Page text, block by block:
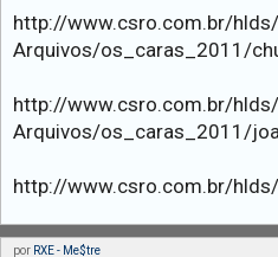
http://www.csro.com.br/
Arquivos/os_caras_2011/
http://www.csro.com.br/
Arquivos/os_caras_2011/
http://www.csro.com.br/hlds/
por RXE - Me$tre